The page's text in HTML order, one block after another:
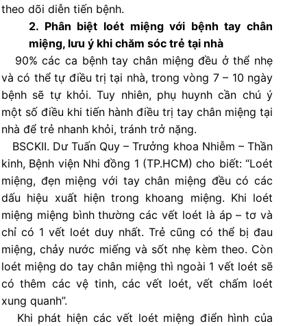
theo dõi diễn tiến bệnh.
2. Phân biệt loét miệng với bệnh tay chân
miệng, lưu ý khi chăm sóc trẻ tại nhà
90% các ca bệnh tay chân miệng đều ở thể nhẹ
và có thể tự điều trị tại nhà, trong vòng 7 – 10 ngày
bệnh sẽ tự khỏi. Tuy nhiên, phụ huynh cần chú ý
một số điều khi tiến hành điều trị tay chân miệng tại
nhà để trẻ nhanh khỏi, tránh trở nặng.
BSCKII. Dư Tuấn Quy – Trưởng khoa Nhiễm – Thần
kinh, Bệnh viện Nhi đồng 1 (TP.HCM) cho biết: “Loét
miệng, đẹn miệng với tay chân miệng đều có các
dấu hiệu xuất hiện trong khoang miệng. Khi loét
miệng miệng bình thường các vết loét là áp – tơ và
chỉ có 1 vết loét duy nhất. Trẻ cũng có thể bị đau
miệng, chảy nước miếng và sốt nhẹ kèm theo. Còn
loét miệng do tay chân miệng thì ngoài 1 vết loét sẽ
có thêm các vệ tinh, các vết loét, vết chấm loét
xung quanh”.
Khi phát hiện các vết loét miệng điển hình của